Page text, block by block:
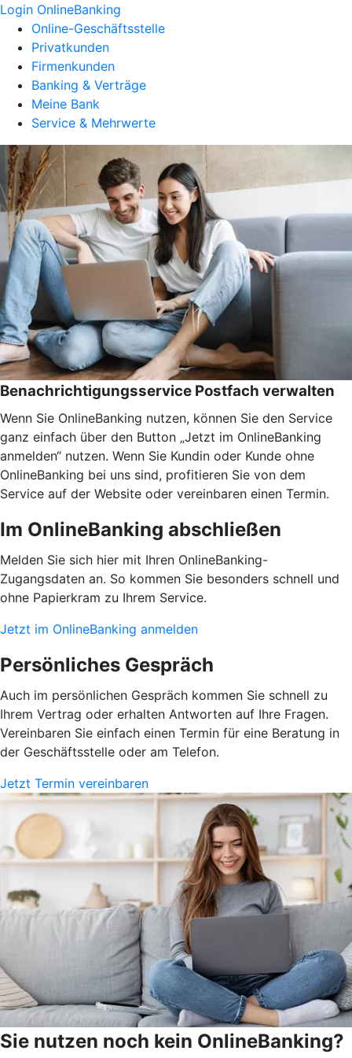
Login OnlineBanking
Online-Geschäftsstelle
Privatkunden
Firmenkunden
Banking & Verträge
Meine Bank
Service & Mehrwerte
Benachrichtigungsservice Postfach verwalten
Wenn Sie OnlineBanking nutzen, können Sie den Service
ganz einfach über den Button „Jetzt im OnlineBanking
anmelden“ nutzen. Wenn Sie Kundin oder Kunde ohne
OnlineBanking bei uns sind, profitieren Sie von dem
Service auf der Website oder vereinbaren einen Termin.
Im OnlineBanking abschließen
Melden Sie sich hier mit Ihren OnlineBanking-
Zugangsdaten an. So kommen Sie besonders schnell und
ohne Papierkram zu Ihrem Service.
Jetzt im OnlineBanking anmelden
Persönliches Gespräch
Auch im persönlichen Gespräch kommen Sie schnell zu
Ihrem Vertrag oder erhalten Antworten auf Ihre Fragen.
Vereinbaren Sie einfach einen Termin für eine Beratung in
der Geschäftsstelle oder am Telefon.
Jetzt Termin vereinbaren
Sie nutzen noch kein OnlineBanking?